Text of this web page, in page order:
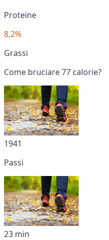
Proteine
8,2%
Grassi
Come bruciare 77 calorie?
1941
Passi
23 min